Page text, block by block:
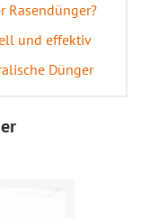
Rasendünger?
und effektiv
Dünger